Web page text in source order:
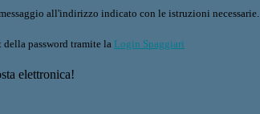
all'indirizzo indicato con le istruzioni necessarie.
della password tramite la Login Spaggiari
elettronica!